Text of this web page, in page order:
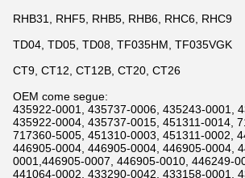
RHB31, RHF5, RHB5, RHB6, RHC6, RHC9
TD04, TD05, TD08, TF035HM, TF035VGK
CT9, CT12, CT12B, CT20, CT26
OEM come segue:
435922-0001, 435737-0006, 435243-0001,
435922-0004, 435737-0015, 451311-0014,
717360-5005, 451310-0003, 451311-0002,
446905-0004, 446905-0004, 446905-0004,
0001,446905-0007, 446905-0010, 446249-
441064-0002, 433290-0042, 433158-0001,